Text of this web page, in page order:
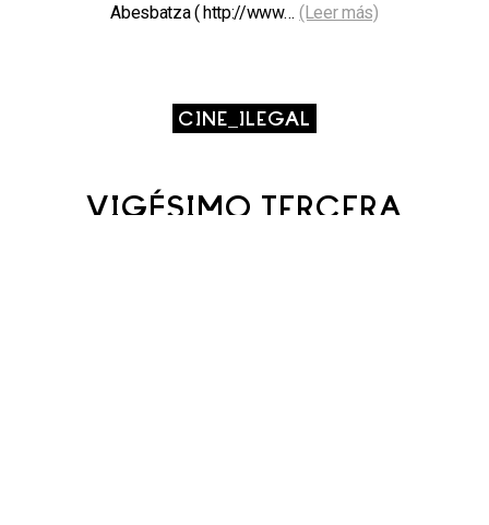
Abesbatza ( http://www… (Leer más)
CINE_ILEGAL
VIGÉSIMO TERCERA